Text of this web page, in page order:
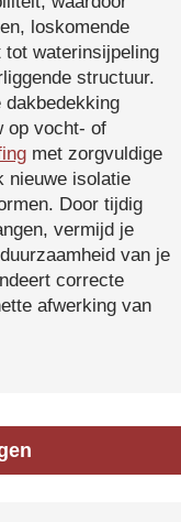
loskomende
tot waterinsijpeling
structuur.
dakbedekking
op vocht- of
met zorgvuldige
nieuwe isolatie
Door tijdig
vermijd je
van je
correcte
afwerking van